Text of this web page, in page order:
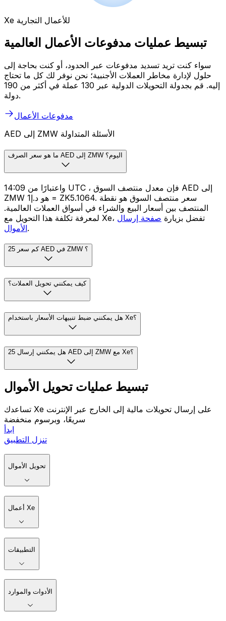
Xe للأعمال التجارية
تبسيط عمليات مدفوعات الأعمال العالمية
سواء كنت تريد تسديد مدفوعات عبر الحدود، أو كنت بحاجة إلى
حلول لإدارة مخاطر العملات الأجنبية؛ نحن نوفر لك كل ما تحتاج
إليه. قم بجدولة التحويلات الدولية عبر 130 عملة في أكثر من 190
دولة.
مدفوعات الأعمال
AED إلى ZMW الأسئلة المتداولة
ما هو سعر الصرف AED إلى ZMW اليوم؟
واعتبارًا من 14:09 UTC ، فإن معدل منتصف السوق AED إلى
ZMW هو د.إ1 = ZK5.1064. سعر منتصف السوق هو نقطة
المنتصف بين أسعار البيع والشراء في أسواق العملات العالمية.
لمعرفة تكلفة هذا التحويل مع Xe، تفضل بزيارة صفحة إرسال
الأموال.
كم سعر 25 AED في ZMW ؟
كيف يمكنني تحويل العملات؟
هل يمكنني ضبط تنبيهات الأسعار باستخدام Xe؟
هل يمكنني إرسال 25 AED إلى ZMW مع Xe؟
تبسيط عمليات تحويل الأموال
تساعدك Xe على إرسال تحويلات مالية إلى الخارج عبر الإنترنت
سريعًا، وبرسوم منخفضة
ابدأ
تنزل التطبيق
تحويل الأموال
أعمال Xe
التطبيقات
الأدوات والموارد